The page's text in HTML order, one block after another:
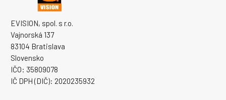
EVISION, spol. s r.o.
Vajnorská 137
83104 Bratislava
Slovensko
IČO: 35809078
IČ DPH (DIČ): 2020235932